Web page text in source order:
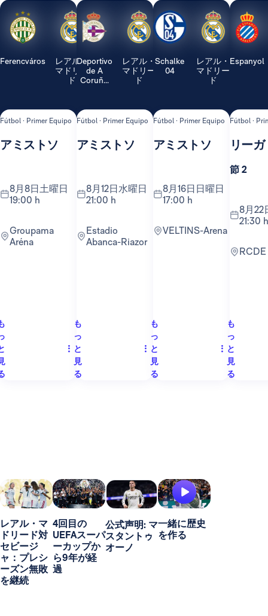
Ferencváros
レアル・
マドリー
ド
Fútbol · Primer Equipo
アミストソ
8月8日土曜日
19:00 h
Groupama
Aréna
Deportivo
de A
Coruñ...
レアル・
マドリー
ド
Fútbol · Primer Equipo
アミストソ
8月12日水曜日
21:00 h
Estadio
Abanca-Riazor
も
っ
と
見
る
Schalke
04
レアル・
マドリー
ド
Fútbol · Primer Equipo
アミストソ
8月16日日曜日
17:00 h
VELTINS-Arena
も
っ
と
見
る
Espanyol
Fútbol ·
リーガ
節 2
8月22日土曜日
21:30 h
も
っ
と
見
る
レアル・マ
ドリード対
セビージ
ャ：プレシ
ーズン無敗
を継続
4回目の
UEFAスーパ
ーカップか
ら9年が経
過
公式声明: マ
スタントゥ
オーノ
一緒に歴史
を作る